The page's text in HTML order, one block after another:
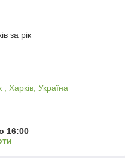
за рік
Харків, Україна
16:00